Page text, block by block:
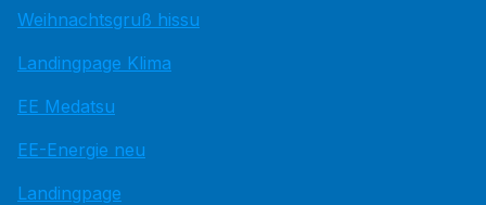
Weihnachtsgruß hissu
Landingpage Klima
EE Medatsu
EE-Energie neu
Landingpage